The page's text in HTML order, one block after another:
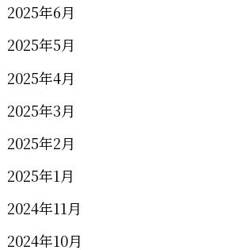
2025年6月
2025年5月
2025年4月
2025年3月
2025年2月
2025年1月
2024年11月
2024年10月